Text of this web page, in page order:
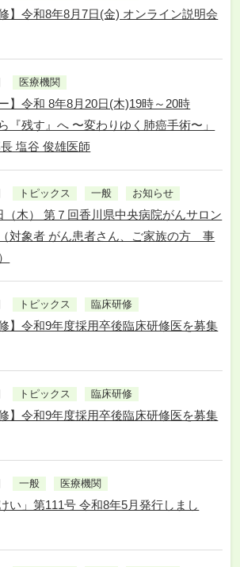
】令和8年8月7日(金) オンライン説明会
医療機関
】令和 8年8月20日(木)19時～20時
『残す』へ 〜変わりゆく肺癌手術〜」
塩谷 俊雄医師
トピックス 一般 お知らせ
（木） 第７回香川県中央病院がんサロン
対象者 がん患者さん、ご家族の方 事
トピックス 臨床研修
】令和9年度採用卒後臨床研修医を募集
トピックス 臨床研修
】令和9年度採用卒後臨床研修医を募集
一般 医療機関
い」第111号 令和8年5月発行しまし